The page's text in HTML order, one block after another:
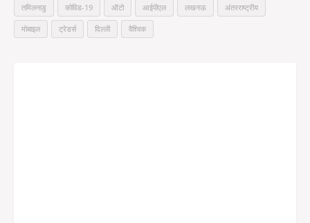
तमिलनाडु कोविड-19 ऑटो आईपीएल लखनऊ अंतरराष्ट्रीय
मोबाइल ट्रेडर्स दिल्ली वैश्विक